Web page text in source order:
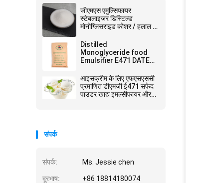
जीएमएस एमुल्सिफायर
स्टेबलाइजर डिस्टिल्ड
मोनोग्लिसराइड कोशर / हलाल /
Distilled
Monoglyceride food
Emulsifier E471 DATEM
आइसक्रीम के लिए एफएसएससी
प्रमाणित डीएमजी ई471 सफेद
पाउडर खाद्य इमल्सीफायर और
संपर्क
संपर्क: Ms. Jessie chen
दूरभाष: +86 18814180074